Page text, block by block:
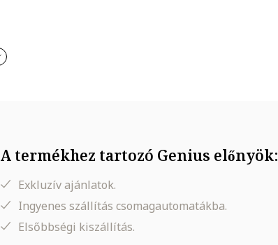
A termékhez tartozó Genius előnyök:
Exkluzív ajánlatok.
Ingyenes szállítás csomagautomatákba.
Elsőbbségi kiszállítás.